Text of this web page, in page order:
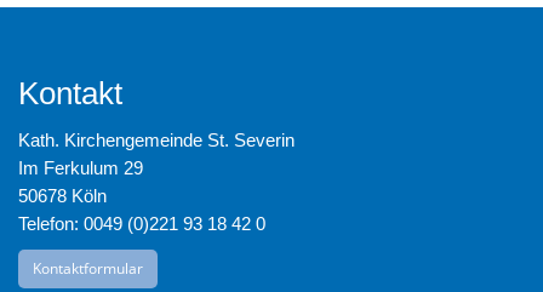
Kontakt
Kath. Kirchengemeinde St. Severin
Im Ferkulum 29
50678 Köln
Telefon: 0049 (0)221 93 18 42 0
Kontaktformular